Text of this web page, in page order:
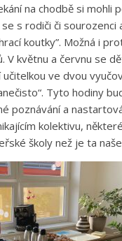
na chodbě si mohli
s rodiči či sourozenci
koutky”. Možná i
V květnu a červnu se
ve dvou
Tyto hodiny
poznávání a
kolektivu,
školy než je ta